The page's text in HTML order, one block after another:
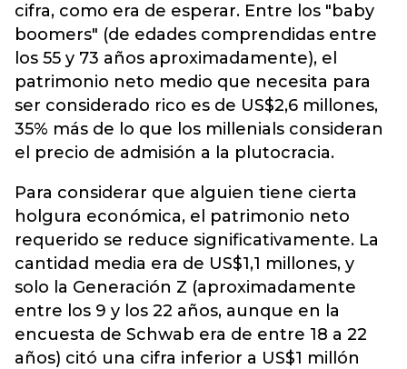
cifra, como era de esperar. Entre los "baby
boomers" (de edades comprendidas entre
los 55 y 73 años aproximadamente), el
patrimonio neto medio que necesita para
ser considerado rico es de US$2,6 millones,
35% más de lo que los millenials consideran
el precio de admisión a la plutocracia.
Para considerar que alguien tiene cierta
holgura económica, el patrimonio neto
requerido se reduce significativamente. La
cantidad media era de US$1,1 millones, y
solo la Generación Z (aproximadamente
entre los 9 y los 22 años, aunque en la
encuesta de Schwab era de entre 18 a 22
años) citó una cifra inferior a US$1 millón